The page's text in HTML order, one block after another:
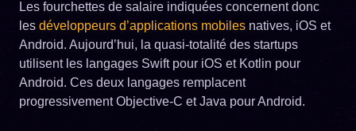
Les fourchettes de salaire indiquées concernent donc
les développeurs d’applications mobiles natives, iOS et
Android. Aujourd’hui, la quasi-totalité des startups
utilisent les langages Swift pour iOS et Kotlin pour
Android. Ces deux langages remplacent
progressivement Objective-C et Java pour Android.